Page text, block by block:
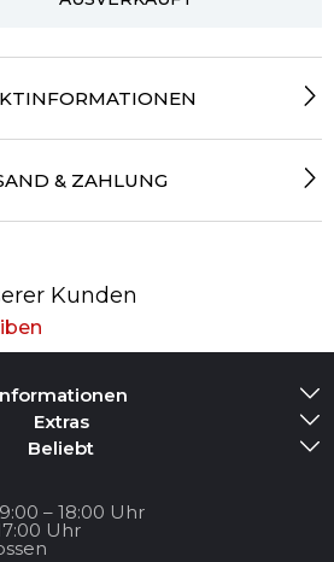
& ZAHLUNG
Kunden
hinzufügen
Extras
Beliebt
– 18:00 Uhr
Uhr